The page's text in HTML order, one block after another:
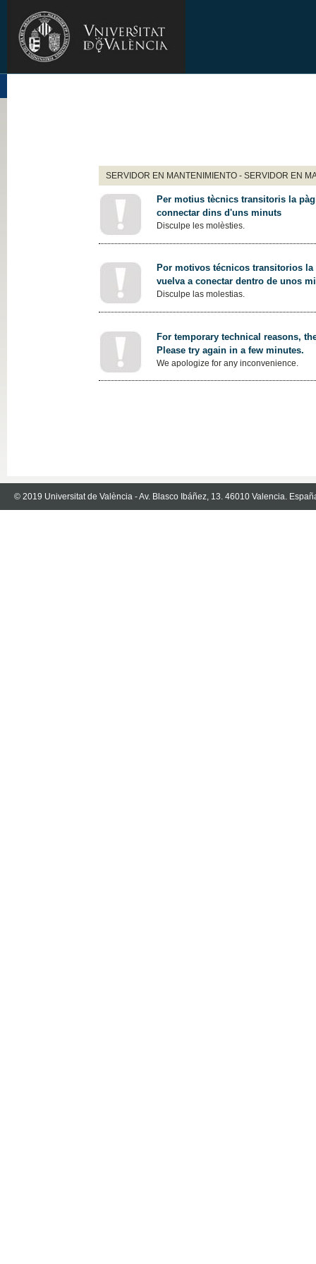
SERVIDOR EN MANTENIMIENTO - SERVIDOR EN
Per motius tècnics transitoris la
connectar dins d'uns minuts
Disculpe les molèsties.
Por motivos técnicos transitorios
vuelva a conectar dentro de unos
Disculpe las molestias.
For temporary technical reasons,
Please try again in a few minutes.
We apologize for any inconvenience.
© 2019 Universitat de València - Av. Blasco Ibáñez, 13. 46010 Valencia.